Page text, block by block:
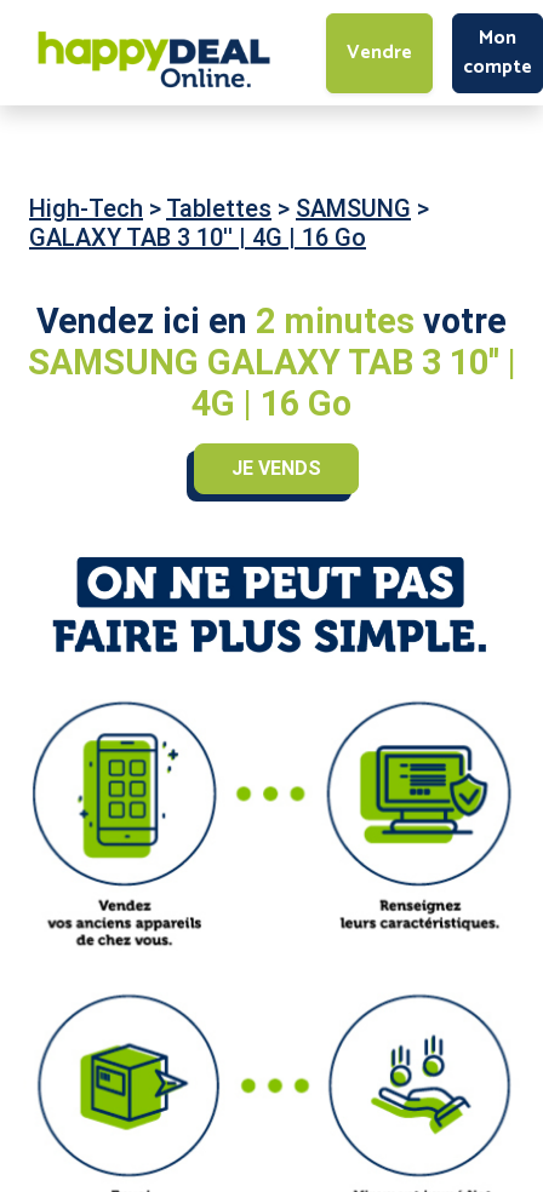
Vendre
Mon
compte
High-Tech > Tablettes > SAMSUNG >
GALAXY TAB 3 10'' | 4G | 16 Go
Vendez ici en 2 minutes votre
SAMSUNG GALAXY TAB 3 10'' |
4G | 16 Go
JE VENDS